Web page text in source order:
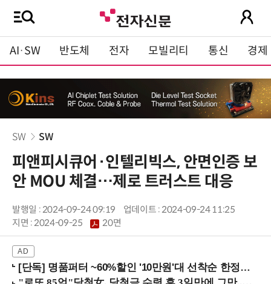
AI·SW 반도체 전자 모빌리티 통신 경제
SW SW
피앤피시큐어·인텔리빅스, 안면인증 보
안 MOU 체결…제로 트러스트 대응
발행일 : 2024-09-24 09:19
업데이트 : 2024-09-24 11:25
지면 :2024-09-25 20면
[단독] 명품퍼터 ~60%할인 '10만원'대 선착순 한정판매!